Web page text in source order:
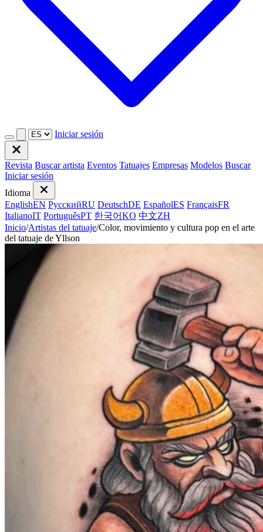
Iniciar sesión
Revista Buscar artista Eventos Tatuajes Empresas Modelos Buscar
Iniciar sesión
Idioma
EnglishEN РусскийRU DeutschDE EspañolES FrançaisFR
ItalianoIT PortuguêsPT 한국어KO 中文ZH
Inicio/Artistas del tatuaje/Color, movimiento y cultura pop en el arte
del tatuaje de Yllson